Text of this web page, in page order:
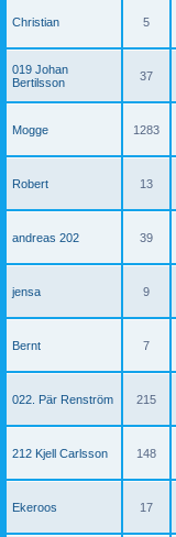
Christian 5
019 Johan
Bertilsson
37
Mogge 1283
Robert 13
andreas 202 39
jensa 9
Bernt 7
022. Pär Renström 215
212 Kjell Carlsson 148
Ekeroos 17